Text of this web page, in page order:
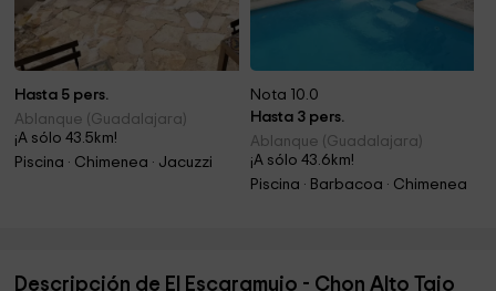
Hasta 5 pers.
Ablanque (Guadalajara)
¡A sólo 43.5km!
Piscina · Chimenea · Jacuzzi
Nota 10.0
Hasta 3 pers.
Ablanque (Guadalajara)
¡A sólo 43.6km!
Piscina · Barbacoa · Chimenea
Descripción de El Escaramujo - Chon Alto Tajo